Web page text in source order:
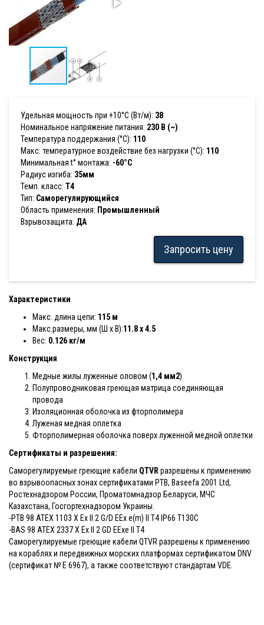
Удельная мощность при +10°С (Вт/м): 38
Номинальное напряжение питания: 230 В (~)
Температура поддержания (°С): 110
Макс. температурное воздействие без нагрузки (°С): 110
Минимальная t° монтажа: -60°С
Радиус изгиба: 35мм
Темп. класс: T4
Тип: Саморегулирующийся
Область применения: Промышленный
Взрывозащита: ДА
Запросить цену
Характеристики
Макс. длина цепи: 115 м
Макс.размеры, мм (Ш х В):11.8 x 4.5
Вес: 0.126 кг/м
Конструкция
Медные жилы луженные оловом (1,4 мм2)
Полупроводниковая греющая матрица соединяющая
провода
Изоляционная оболочка из фторполимера
Луженая медная оплетка
Фторполимерная оболочка поверх луженной медной оплетки
Сертификаты и разрешения:
Саморегулируемые греющие кабели QTVR разрешены к применению
во взрывоопасных зонах сертификатами PTB, Baseefa 2001 Ltd,
Ростехнадзором России, Проматомнадзор Беларуси, МЧС
Казахстана, Госгортехнадзором Украины.
-PTB 98 ATEX 1103 X Ex II 2 G/D EEx e(m) II T4 IP66 T130C
-BAS 98 ATEX 2337 X Ex II 2 GD EExe II T4
Саморегулируемые греющие кабели QTVR разрешены к применению
на кораблях и передвижных морских платформах сертификатом DNV
(сертификат № E 6967), а также соответствуют стандартам VDE.